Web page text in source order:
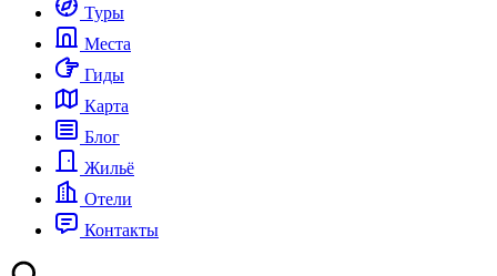
Туры
Места
Гиды
Карта
Блог
Жильё
Отели
Контакты